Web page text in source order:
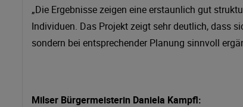
„Die Ergebnisse zeigen eine erstaunlich gut
Individuen. Das Projekt zeigt sehr deutlich, dass
sondern bei entsprechender Planung sinnvoll
Milser Bürgermeisterin Daniela Kampfl: